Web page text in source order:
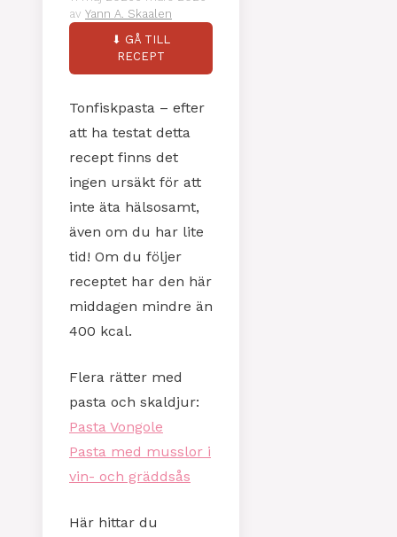
av Yann A. Skaalen
⬇ GÅ TILL
RECEPT
Tonfiskpasta – efter
att ha testat detta
recept finns det
ingen ursäkt för att
inte äta hälsosamt,
även om du har lite
tid! Om du följer
receptet har den här
middagen mindre än
400 kcal.
Flera rätter med
pasta och skaldjur:
Pasta Vongole
Pasta med musslor i
vin- och gräddsås
Här hittar du